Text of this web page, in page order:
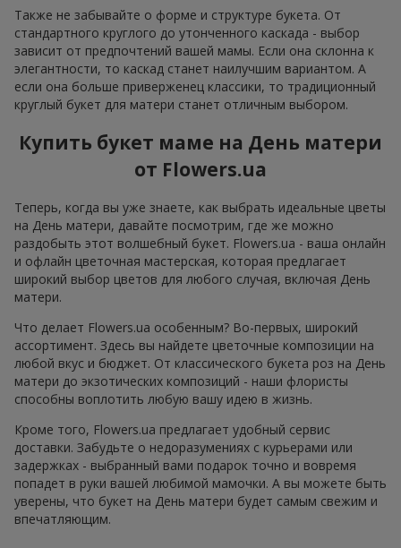
Также не забывайте о форме и структуре букета. От
стандартного круглого до утонченного каскада - выбор
зависит от предпочтений вашей мамы. Если она склонна к
элегантности, то каскад станет наилучшим вариантом. А
если она больше приверженец классики, то традиционный
круглый букет для матери станет отличным выбором.
Купить букет маме на День матери
от Flowers.ua
Теперь, когда вы уже знаете, как выбрать идеальные цветы
на День матери, давайте посмотрим, где же можно
раздобыть этот волшебный букет. Flowers.ua - ваша онлайн
и офлайн цветочная мастерская, которая предлагает
широкий выбор цветов для любого случая, включая День
матери.
Что делает Flowers.ua особенным? Во-первых, широкий
ассортимент. Здесь вы найдете цветочные композиции на
любой вкус и бюджет. От классического букета роз на День
матери до экзотических композиций - наши флористы
способны воплотить любую вашу идею в жизнь.
Кроме того, Flowers.ua предлагает удобный сервис
доставки. Забудьте о недоразумениях с курьерами или
задержках - выбранный вами подарок точно и вовремя
попадет в руки вашей любимой мамочки. А вы можете быть
уверены, что букет на День матери будет самым свежим и
впечатляющим.